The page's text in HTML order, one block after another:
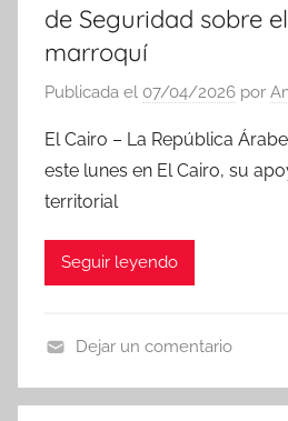
de Seguridad sobre
marroquí
Publicada el 07/04/2026 por
El Cairo – La República
este lunes en El Cairo, su
territorial
Seguir leyendo
o
Dejar un comentario